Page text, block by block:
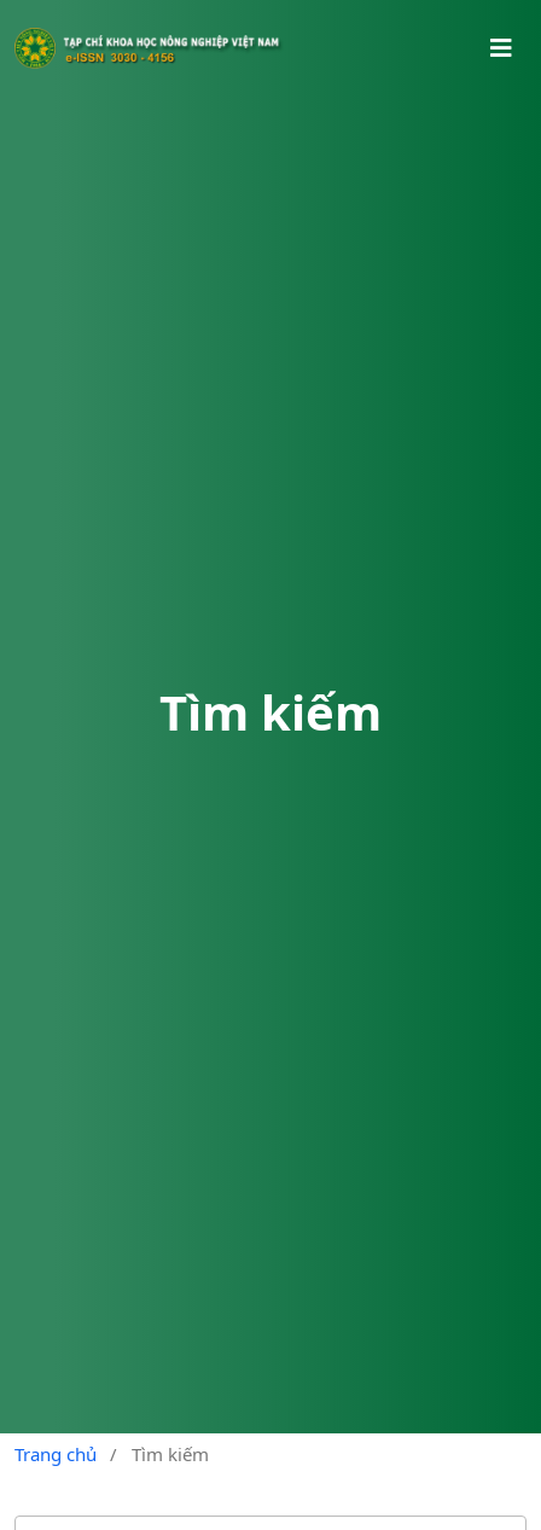
Tìm kiếm
Trang chủ / Tìm kiếm